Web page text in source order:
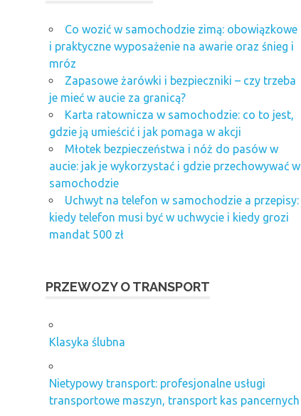
Co wozić w samochodzie zimą: obowiązkowe
i praktyczne wyposażenie na awarie oraz śnieg i
mróz
Zapasowe żarówki i bezpieczniki – czy trzeba
je mieć w aucie za granicą?
Karta ratownicza w samochodzie: co to jest,
gdzie ją umieścić i jak pomaga w akcji
Młotek bezpieczeństwa i nóż do pasów w
aucie: jak je wykorzystać i gdzie przechowywać w
samochodzie
Uchwyt na telefon w samochodzie a przepisy:
kiedy telefon musi być w uchwycie i kiedy grozi
mandat 500 zł
PRZEWOZY O TRANSPORT
Klasyka ślubna
Nietypowy transport: profesjonalne usługi
transportowe maszyn, transport kas pancernych